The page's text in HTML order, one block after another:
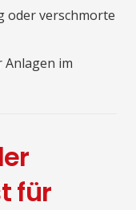
oder verschmorte
im
für